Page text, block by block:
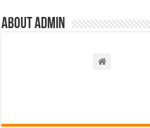
About admin